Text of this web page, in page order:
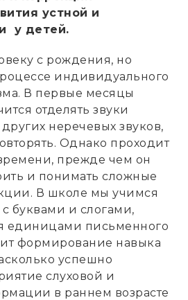
устной и
у детей.
с рождения, но
индивидуального
В первые месяцы
отделять звуки
неречевых звуков,
Однако проходит
прежде чем он
и понимать сложные
В школе мы учимся
с буквами и слогами,
единицами письменного
формирование навыка
успешно
слуховой и
в раннем возрасте